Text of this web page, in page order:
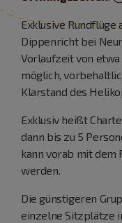
Exklusive
Dippenricht bei
Vorlaufzeit von
möglich,
Klarstand des
Exklusiv heißt
dann bis zu 5
kann vorab mit
werden.
Die günstigeren
einzelne Sitzplätze